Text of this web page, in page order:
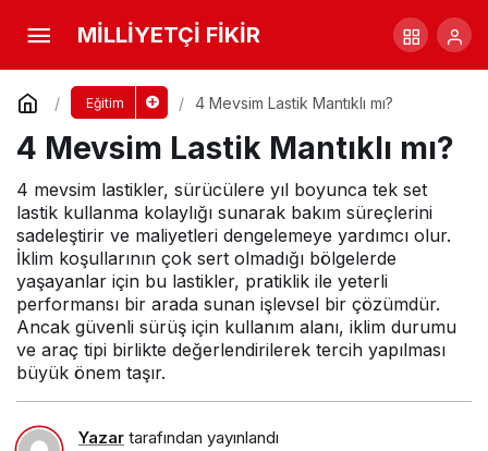
MİLLİYETÇİ FİKİR
Eğitim 4 Mevsim Lastik Mantıklı mı?
4 Mevsim Lastik Mantıklı mı?
4 mevsim lastikler, sürücülere yıl boyunca tek set
lastik kullanma kolaylığı sunarak bakım süreçlerini
sadeleştirir ve maliyetleri dengelemeye yardımcı olur.
İklim koşullarının çok sert olmadığı bölgelerde
yaşayanlar için bu lastikler, pratiklik ile yeterli
performansı bir arada sunan işlevsel bir çözümdür.
Ancak güvenli sürüş için kullanım alanı, iklim durumu
ve araç tipi birlikte değerlendirilerek tercih yapılması
büyük önem taşır.
Yazar tarafından yayınlandı
Lastik Yanak Yırtığı Tamir Edilir mi?
Yorum Yap